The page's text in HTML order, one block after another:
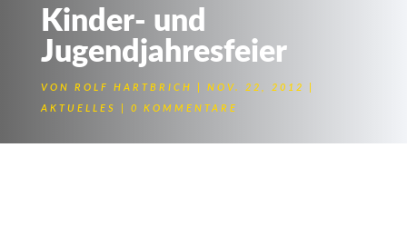
Kinder- und
Jugendjahresfeier
VON ROLF HARTBRICH NOV. 22, 2012
AKTUELLES 0 KOMMENTARE